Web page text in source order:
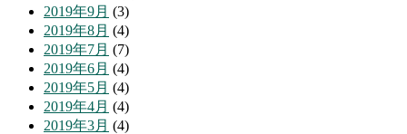
2019年9月 (3)
2019年8月 (4)
2019年7月 (7)
2019年6月 (4)
2019年5月 (4)
2019年4月 (4)
2019年3月 (4)